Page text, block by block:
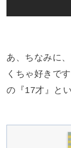
あ、ちなみに
くちゃ好きです
の『17才』と